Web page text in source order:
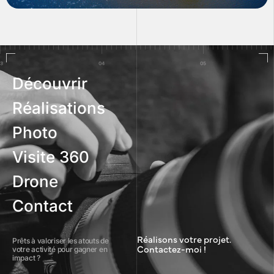
Prêts à valoriser les atouts de
votre activité pour gagner en
impact ?
Réalisons votre projet.
Contactez-moi !
Découvrir
Réalisations
Photo
Visite 360
Drone
Contact